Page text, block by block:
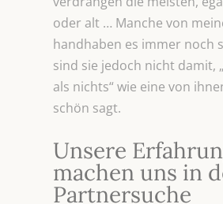
oder alt … Manche von
handhaben es immer noch
sind sie jedoch nicht damit,
als nichts“ wie eine von
schön sagt.
Unsere
machen uns in
Partnersuche